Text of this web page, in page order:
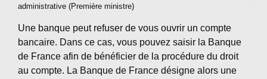
administrative (Première ministre)
Une banque peut refuser de vous ouvrir un compte
bancaire. Dans ce cas, vous pouvez saisir la Banque
de France afin de bénéficier de la procédure du droit
au compte. La Banque de France désigne alors une